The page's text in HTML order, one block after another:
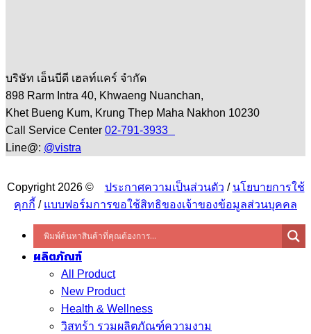
บริษัท เอ็นบีดี เฮลท์แคร์ จำกัด
898 Rarm Intra 40, Khwaeng Nuanchan,
Khet Bueng Kum, Krung Thep Maha Nakhon 10230
Call Service Center 02-791-3933
Line@: @vistra
Copyright 2026 © ประกาศความเป็นส่วนตัว / นโยบายการใช้
คุกกี้ / แบบฟอร์มการขอใช้สิทธิของเจ้าของข้อมูลส่วนบุคคล
ผลิตภัณฑ์
All Product
New Product
Health & Wellness
วิสทร้า รวมผลิตภัณฑ์ความงาม